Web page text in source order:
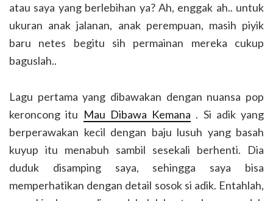
atau saya yang berlebihan ya? Ah, enggak ah.. untuk
ukuran anak jalanan, anak perempuan, masih piyik
baru netes begitu sih permainan mereka cukup
baguslah..
Lagu pertama yang dibawakan dengan nuansa pop
keroncong itu Mau Dibawa Kemana . Si adik yang
berperawakan kecil dengan baju lusuh yang basah
kuyup itu menabuh sambil sesekali berhenti. Dia
duduk disamping saya, sehingga saya bisa
memperhatikan dengan detail sosok si adik. Entahlah,